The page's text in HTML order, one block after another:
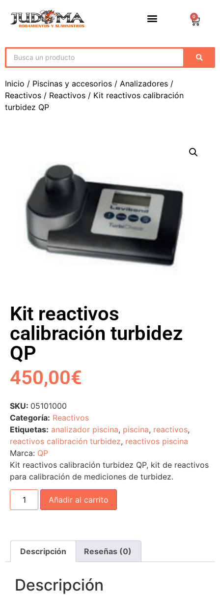
0
Inicio / Piscinas y accesorios / Analizadores /
Reactivos / Reactivos / Kit reactivos calibración
turbidez QP
Kit reactivos
calibración turbidez
QP
450,00€
SKU: 05101000
Categoría: Reactivos
Etiquetas: analizador piscina, piscina, reactivos,
reactivos calibración turbidez, reactivos piscina
Marca: QP
Kit reactivos calibración turbidez QP, kit de reactivos
para calibración de mediciones de turbidez.
Añadir al carrito
Descripción Reseñas (0)
Descripción